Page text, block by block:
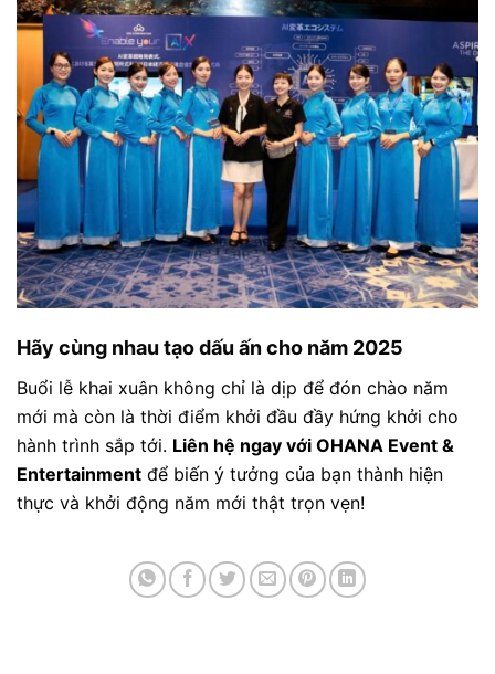
Hãy cùng nhau tạo dấu ấn cho năm 2025
Buổi lễ khai xuân không chỉ là dịp để đón chào năm
mới mà còn là thời điểm khởi đầu đầy hứng khởi cho
hành trình sắp tới. Liên hệ ngay với OHANA Event &
Entertainment để biến ý tưởng của bạn thành hiện
thực và khởi động năm mới thật trọn vẹn!